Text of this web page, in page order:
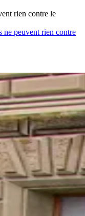
rien contre le
ne peuvent rien contre